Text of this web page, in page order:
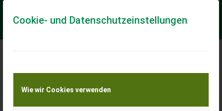
Cookie- und Datenschutzeinstellungen
Wie wir Cookies verwenden
Meine Transportkostenanfrage
Transport von Land- und Baumaschinen –
KEINE Tiertransporte